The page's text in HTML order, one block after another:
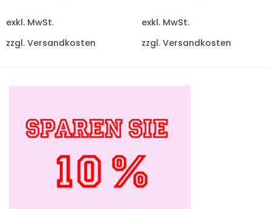
exkl. MwSt.
zzgl. Versandkosten
exkl. MwSt.
zzgl. Versandkosten